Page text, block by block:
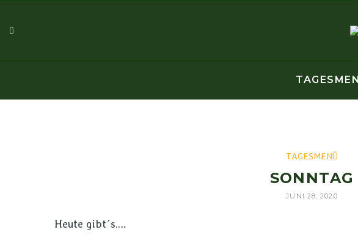
TAGESMENÜ
SONNTAG
JUNI 28, 2020
Heute gibt´s….